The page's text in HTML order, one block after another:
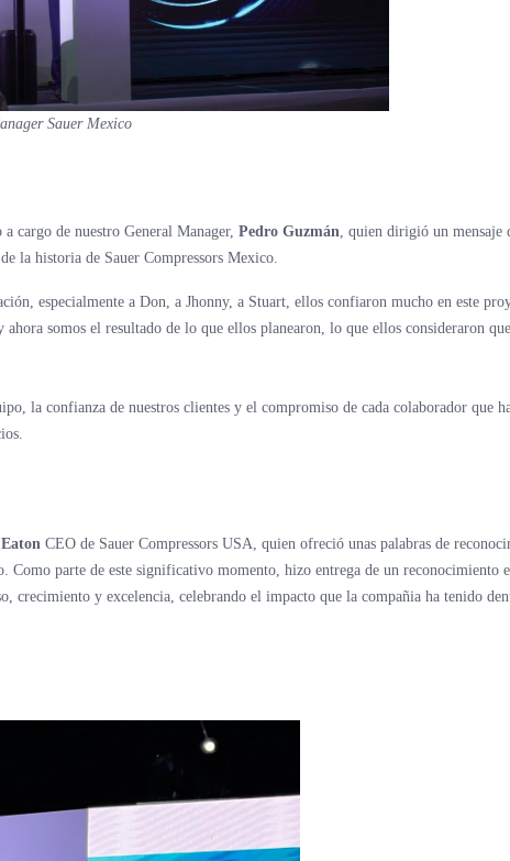
Sauer Mexico
cargo de nuestro General Manager, Pedro Guzmán , quien dirigió un mensaje
la historia de Sauer Compressors Mexico.
especialmente a Don, a Jhonny, a Stuart, ellos confiaron mucho en este
somos el resultado de lo que ellos planearon, lo que ellos consideraron
la confianza de nuestros clientes y el compromiso de cada colaborador que
CEO de Sauer Compressors USA, quien ofreció unas palabras de
Como parte de este significativo momento, hizo entrega de un reconocimiento
crecimiento y excelencia, celebrando el impacto que la compañia ha tenido